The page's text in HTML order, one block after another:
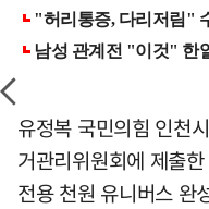
유정복 국민의힘 인천
거관리위원회에 제출
전용 천원 유니버스 완